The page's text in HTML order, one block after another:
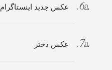
عکس جدید اینستاگرام
عکس دختر